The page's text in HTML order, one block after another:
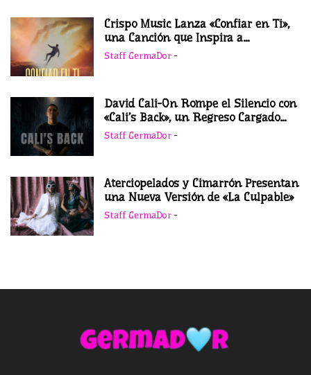
Crispo Music Lanza «Confiar en Ti»,
una Canción que Inspira a...
Staff GermaDor -
David Cali-On Rompe el Silencio con
«Cali’s Back», un Regreso Cargado...
Staff GermaDor -
Aterciopelados y Cimarrón Presentan
una Nueva Versión de «La Culpable»
Staff GermaDor -